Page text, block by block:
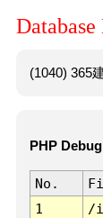
(1040) 365
PHP Debug
No.
1
/